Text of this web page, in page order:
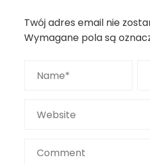
Twój adres email nie
Wymagane pola są